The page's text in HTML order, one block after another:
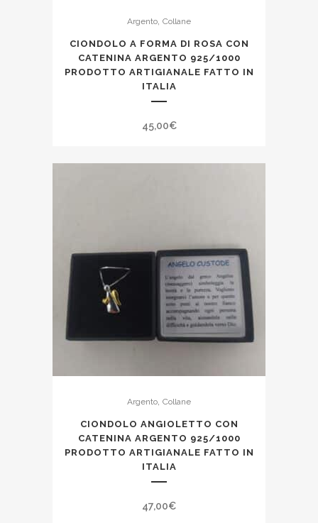
Argento Collane
CIONDOLO A FORMA DI ROSA CON
CATENINA ARGENTO 925/1000
PRODOTTO ARTIGIANALE FATTO IN
ITALIA
45,00€
Argento Collane
CIONDOLO ANGIOLETTO CON
CATENINA ARGENTO 925/1000
PRODOTTO ARTIGIANALE FATTO IN
ITALIA
47,00€